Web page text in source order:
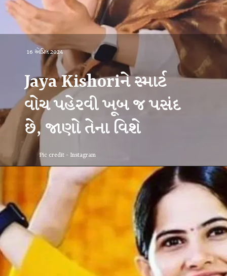
16 એપ્રિલ 2024
Jaya Kishoriને સ્માર્ટ
વોચ પહેરવી ખૂબ જ પસંદ
છે, જાણો તેના વિશે
Pic credit - Instagram